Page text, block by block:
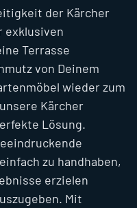
der Kärcher
exklusiven
Terrasse
von Deinem
wieder zum
Kärcher
Lösung.
zu handhaben,
erzielen
Mit